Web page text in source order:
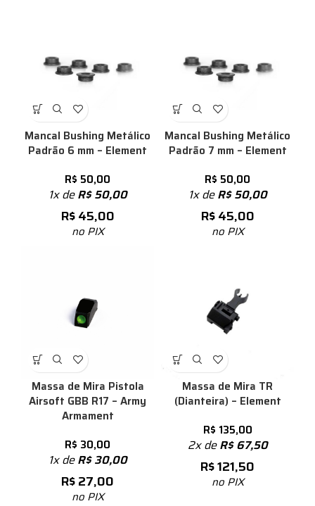
Mancal Bushing Metálico
Padrão 6 mm – Element
R$ 50,00
1x deR$50,00
R$45,00
no PIX
Mancal Bushing Metálico
Padrão 7 mm – Element
R$ 50,00
1x deR$50,00
R$45,00
no PIX
Massa de Mira Pistola
Airsoft GBB R17 – Army
Armament
R$ 30,00
1x deR$30,00
R$27,00
no PIX
Massa de Mira TR
(Dianteira) – Element
R$ 135,00
2x deR$67,50
R$121,50
no PIX